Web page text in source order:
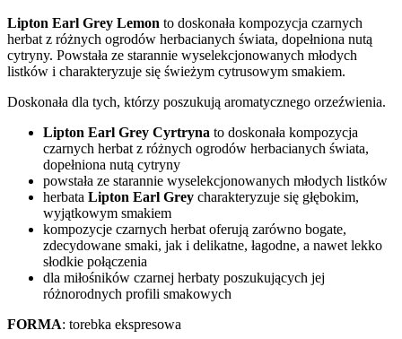
Lipton Earl Grey Lemon to doskonała kompozycja czarnych
herbat z różnych ogrodów herbacianych świata, dopełniona nutą
cytryny. Powstała ze starannie wyselekcjonowanych młodych
listków i charakteryzuje się świeżym cytrusowym smakiem.
Doskonała dla tych, którzy poszukują aromatycznego orzeźwienia.
Lipton Earl Grey Cyrtryna to doskonała kompozycja
czarnych herbat z różnych ogrodów herbacianych świata,
dopełniona nutą cytryny
powstała ze starannie wyselekcjonowanych młodych listków
herbata Lipton Earl Grey charakteryzuje się głębokim,
wyjątkowym smakiem
kompozycje czarnych herbat oferują zarówno bogate,
zdecydowane smaki, jak i delikatne, łagodne, a nawet lekko
słodkie połączenia
dla miłośników czarnej herbaty poszukujących jej
różnorodnych profili smakowych
FORMA: torebka ekspresowa